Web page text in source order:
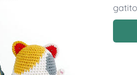
gatito